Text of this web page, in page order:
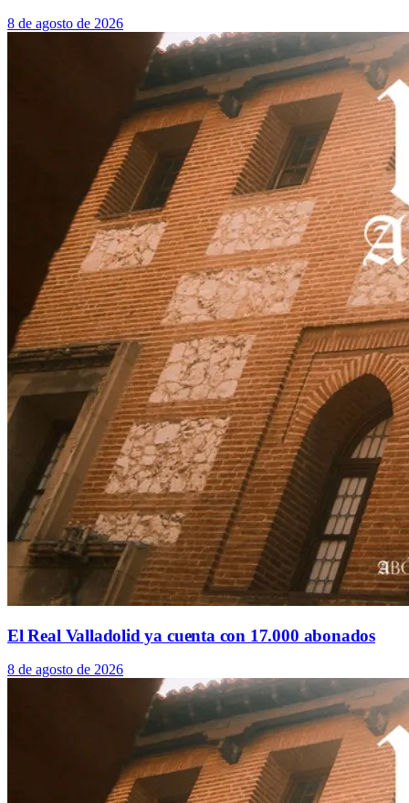
8 de agosto de 2026
El Real Valladolid ya cuenta con 17.000 abonados
8 de agosto de 2026